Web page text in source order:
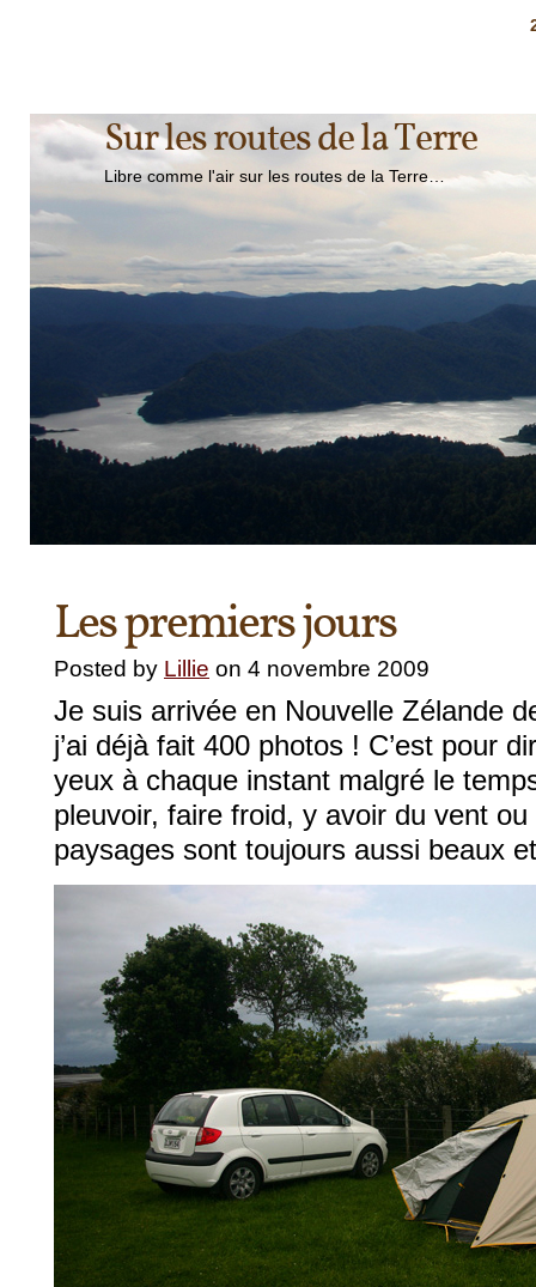
Sur les routes de la Terre
Libre comme l'air sur les routes de la Terre…
Les premiers jours
Posted by Lillie on 4 novembre 2009
Je suis arrivée en Nouvelle Zélande
j’ai déjà fait 400 photos ! C’est pour
yeux à chaque instant malgré le
pleuvoir, faire froid, y avoir du vent
paysages sont toujours aussi beaux